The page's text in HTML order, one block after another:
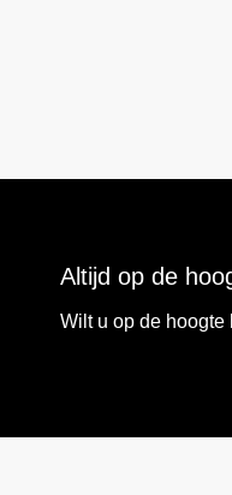
Altijd op de
Wilt u op de